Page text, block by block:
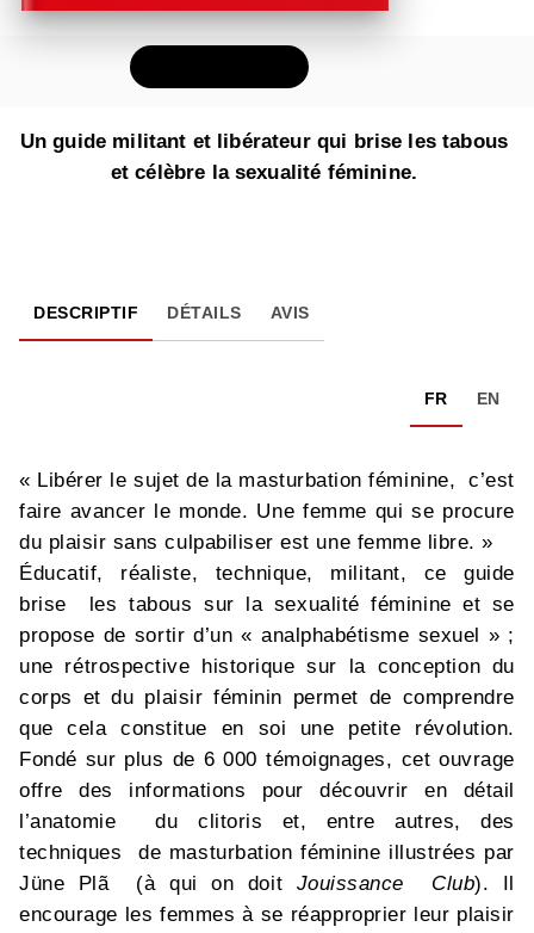
Un guide militant et libérateur qui brise les tabous
et célèbre la sexualité féminine.
DESCRIPTIF DÉTAILS AVIS
FR EN
« Libérer le sujet de la masturbation féminine, c’est
faire avancer le monde. Une femme qui se procure
du plaisir sans culpabiliser est une femme libre. »
Éducatif, réaliste, technique, militant, ce guide
brise les tabous sur la sexualité féminine et se
propose de sortir d’un « analphabétisme sexuel » ;
une rétrospective historique sur la conception du
corps et du plaisir féminin permet de comprendre
que cela constitue en soi une petite révolution.
Fondé sur plus de 6 000 témoignages, cet ouvrage
offre des informations pour découvrir en détail
l’anatomie du clitoris et, entre autres, des
techniques de masturbation féminine illustrées par
Jüne Plã (à qui on doit Jouissance Club). Il
encourage les femmes à se réapproprier leur plaisir